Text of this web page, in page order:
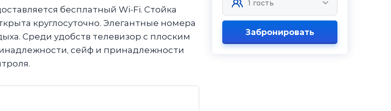
Забронировать
бесплатный Wi-Fi. Стойка
круглосуточно. Элегантные номера
Среди удобств телевизор с плоским
сейф и принадлежности